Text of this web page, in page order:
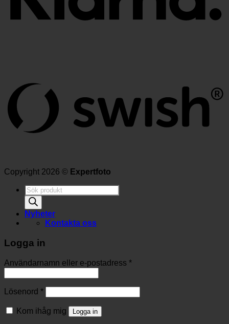
Copyright 2026 © Expertfoto
Produktsökning
Nyheter
Kontakta oss
Logga in
Användarnamn eller e-postadress *
Lösenord *
Kom ihåg mig Logga in